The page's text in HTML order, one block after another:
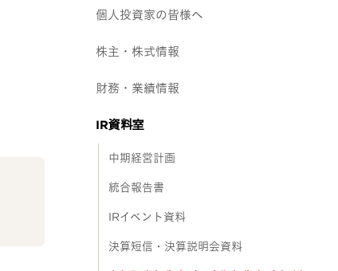
個人投資家の皆様へ
株主・株式情報
財務・業績情報
IR資料室
中期経営計画
統合報告書
IRイベント資料
決算短信・決算説明会資料